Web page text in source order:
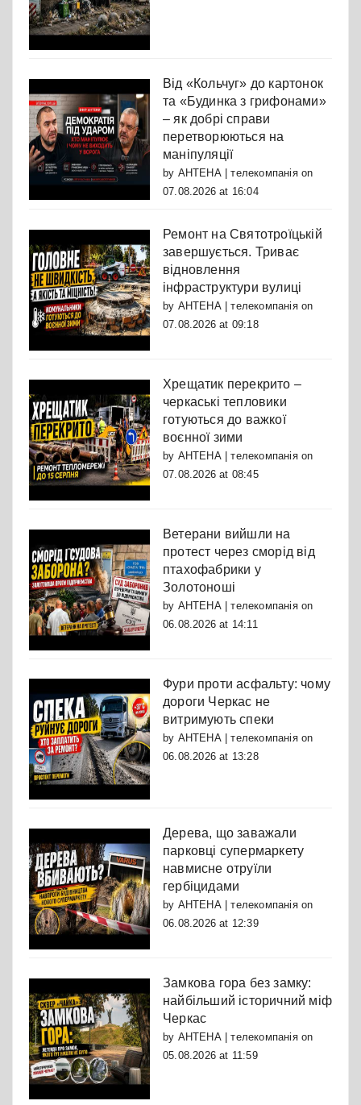
Від «Кольчуг» до картонок
та «Будинка з грифонами»
– як добрі справи
перетворюються на
маніпуляції
by АНТЕНА | телекомпаніяon
07.08.2026 at 16:04
Ремонт на Святотроїцькій
завершується. Триває
відновлення
інфраструктури вулиці
by АНТЕНА | телекомпаніяon
07.08.2026 at 09:18
Хрещатик перекрито –
черкаські тепловики
готуються до важкої
воєнної зими
by АНТЕНА | телекомпаніяon
07.08.2026 at 08:45
Ветерани вийшли на
протест через сморід від
птахофабрики у
Золотоноші
by АНТЕНА | телекомпаніяon
06.08.2026 at 14:11
Фури проти асфальту: чому
дороги Черкас не
витримують спеки
by АНТЕНА | телекомпаніяon
06.08.2026 at 13:28
Дерева, що заважали
парковці супермаркету
навмисне отруїли
гербіцидами
by АНТЕНА | телекомпаніяon
06.08.2026 at 12:39
Замкова гора без замку:
найбільший історичний міф
Черкас
by АНТЕНА | телекомпаніяon
05.08.2026 at 11:59